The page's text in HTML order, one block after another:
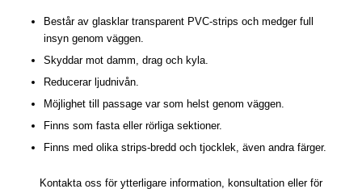
Består av glasklar transparent PVC-strips och medger full
insyn genom väggen.
Skyddar mot damm, drag och kyla.
Reducerar ljudnivån.
Möjlighet till passage var som helst genom väggen.
Finns som fasta eller rörliga sektioner.
Finns med olika strips-bredd och tjocklek, även andra färger.
Kontakta oss för ytterligare information, konsultation eller för